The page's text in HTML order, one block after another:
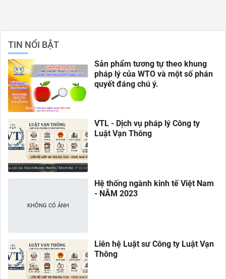
TIN NỔI BẬT
Sản phẩm tương tự theo khung
pháp lý của WTO và một số phán
quyết đáng chú ý.
VTL - Dịch vụ pháp lý Công ty
Luật Vạn Thông
Hệ thống ngành kinh tế Việt Nam
- NĂM 2023
Liên hệ Luật sư Công ty Luật Vạn
Thông